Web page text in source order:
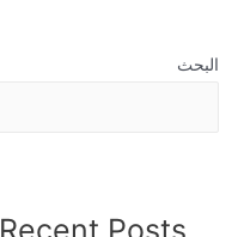
البحث